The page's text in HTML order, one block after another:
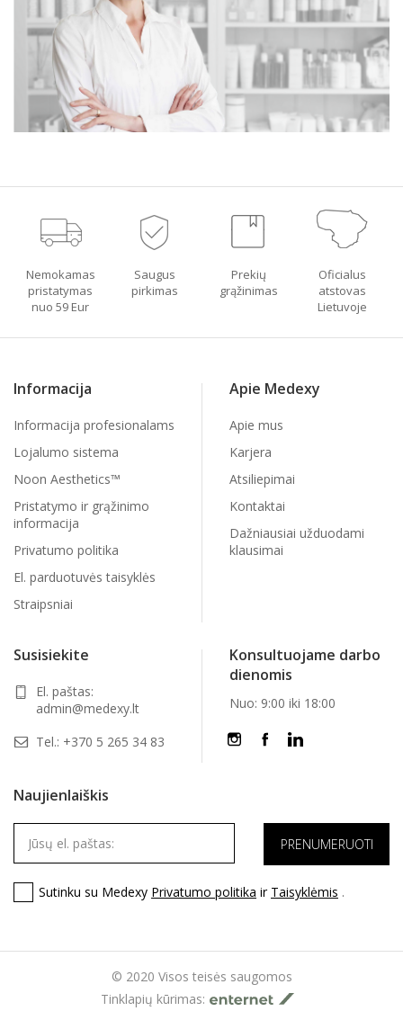
Nemokamas
pristatymas
nuo 59 Eur
Saugus
pirkimas
Prekių
grąžinimas
Oficialus
atstovas
Lietuvoje
Informacija
Informacija profesionalams
Lojalumo sistema
Noon Aesthetics™
Pristatymo ir grąžinimo
informacija
Privatumo politika
El. parduotuvės taisyklės
Straipsniai
Apie Medexy
Apie mus
Karjera
Atsiliepimai
Kontaktai
Dažniausiai užduodami
klausimai
Susisiekite
El. paštas:
admin@medexy.lt
Tel.: +370 5 265 34 83
Konsultuojame darbo
dienomis
Nuo: 9:00 iki 18:00
Naujienlaiškis
Sutinku su Medexy Privatumo politika ir Taisyklėmis .
© 2020 Visos teisės saugomos
Tinklapių kūrimas: